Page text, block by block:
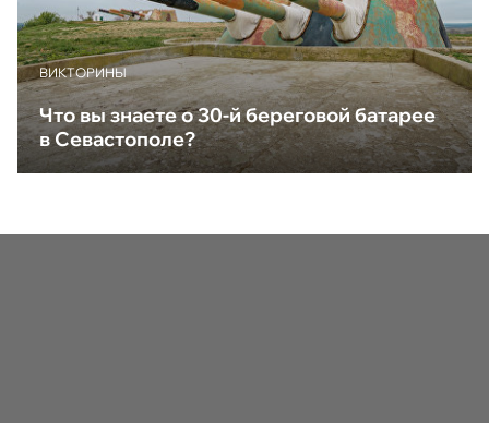
ВИКТОРИНЫ
Что вы знаете о 30-й береговой батарее
в Севастополе?